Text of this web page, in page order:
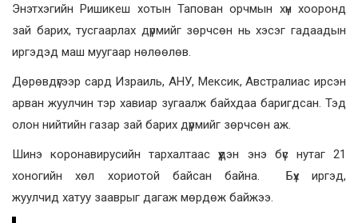
Энэтхэгийн Ришикеш хотын Тапован орчмын хүн хооронд
зай барих, тусгаарлах дүрмийг зөрчсөн нь хэсэг гадаадын
иргэдэд маш муугаар нөлөөлөв.
Дөрөвдүгээр сард Израиль, АНУ, Мексик, Австралиас ирсэн
арван жуулчин тэр хавиар зугаалж байхдаа баригдсан. Тэд
олон нийтийн газар зай барих дүрмийг зөрчсөн аж.
Шинэ коронавирусийн тархалтаас үүдэн энэ бүс нутаг 21
хоногийн хөл хориотой байсан байна. Бүх иргэд,
жуулчид хатуу зааврыг дагаж мөрдөж байжээ.